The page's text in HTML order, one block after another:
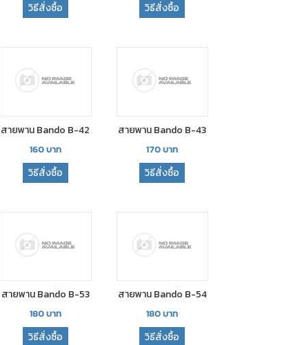
วิธีสั่งซื้อ วิธีสั่งซื้อ
สายพาน Bando B-42
160บาท
วิธีสั่งซื้อ
สายพาน Bando B-43
170บาท
วิธีสั่งซื้อ
สายพาน Bando B-53
180บาท
วิธีสั่งซื้อ
สายพาน Bando B-54
180บาท
วิธีสั่งซื้อ